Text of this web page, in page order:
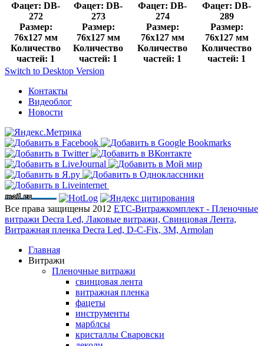
Фацет: DB-
272
Размер:
76x127 мм
Количество
частей: 1
Фацет: DB-
273
Размер:
76x127 мм
Количество
частей: 1
Фацет: DB-
274
Размер:
76x127 мм
Количество
частей: 1
Фацет: DB-
289
Размер:
76x127 мм
Количество
частей: 1
Switch to Desktop Version
Контакты
Видеоблог
Новости
Все права защищены 2012 ЕТС-Витражкомплект - Пленочные
витражи Decra Led, Лаковые витражи, Свинцовая Лента,
Витражная пленка Decra Led, D-C-Fix, 3M, Armolan
Главная
Витражи
Пленочные витражи
свинцовая лента
витражная пленка
фацеты
инструменты
марблсы
кристаллы Сваровски